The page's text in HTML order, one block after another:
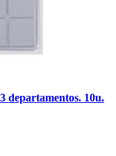
departamentos. 10u.